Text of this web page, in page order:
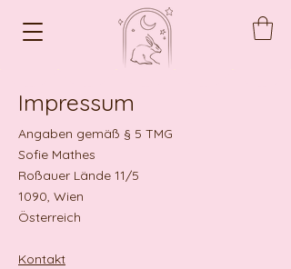
Impressum
Angaben gemäß § 5 TMG
Sofie Mathes
Roßauer Lände 11/5
1090, Wien
Österreich
Kontakt